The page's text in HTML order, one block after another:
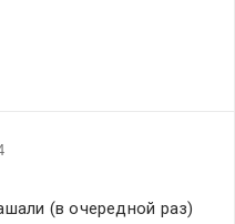
(в очередной раз)